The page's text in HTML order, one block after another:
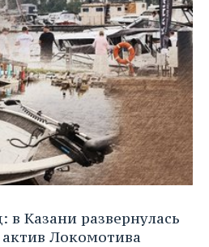
в Казани развернулась
актив Локомотива